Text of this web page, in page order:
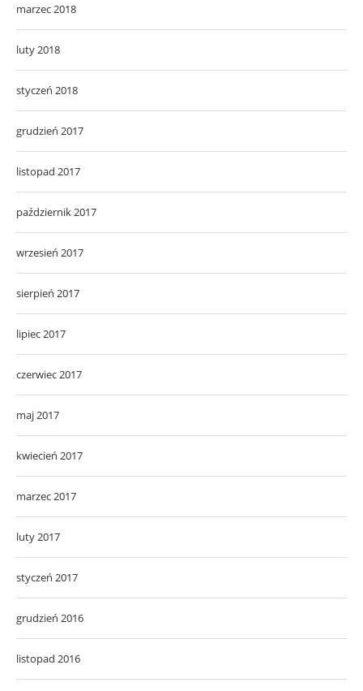
marzec 2018
luty 2018
styczeń 2018
grudzień 2017
listopad 2017
październik 2017
wrzesień 2017
sierpień 2017
lipiec 2017
czerwiec 2017
maj 2017
kwiecień 2017
marzec 2017
luty 2017
styczeń 2017
grudzień 2016
listopad 2016